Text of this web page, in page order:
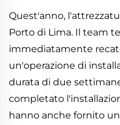
Quest'anno,
Porto di Lima. Il team
immediatamente
un'operazione di
durata di due
completato
hanno anche fornito